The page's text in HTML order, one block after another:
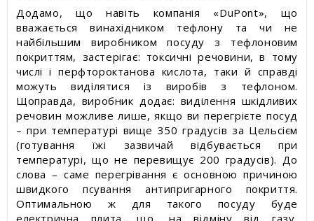
Додамо, що навіть компанія «DuPont», що
вважається винахідником тефлону та чи не
найбільшим виробником посуду з тефлоновим
покриттям, застерігає: токсичні речовини, в тому
числі і перфтороктанова кислота, таки й справді
можуть виділятися із виробів з тефлоном.
Щоправда, виробник додає: виділення шкідливих
речовин можливе лише, якщо ви перегрієте посуд
– при температурі вище 350 градусів за Цельсієм
(готування їжі зазвичай відбувається при
температурі, що не перевищує 200 градусів). До
слова – саме перегрівання є основною причиною
швидкого псування антипригарного покриття.
Оптимальною ж для такого посуду буде
електрична плита, що, на відміну від газу,